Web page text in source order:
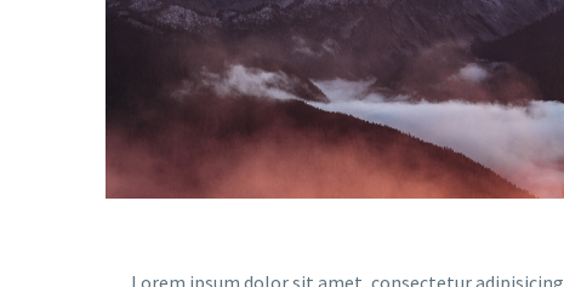
Lorem ipsum dolor sit amet, consectetur adipisicing